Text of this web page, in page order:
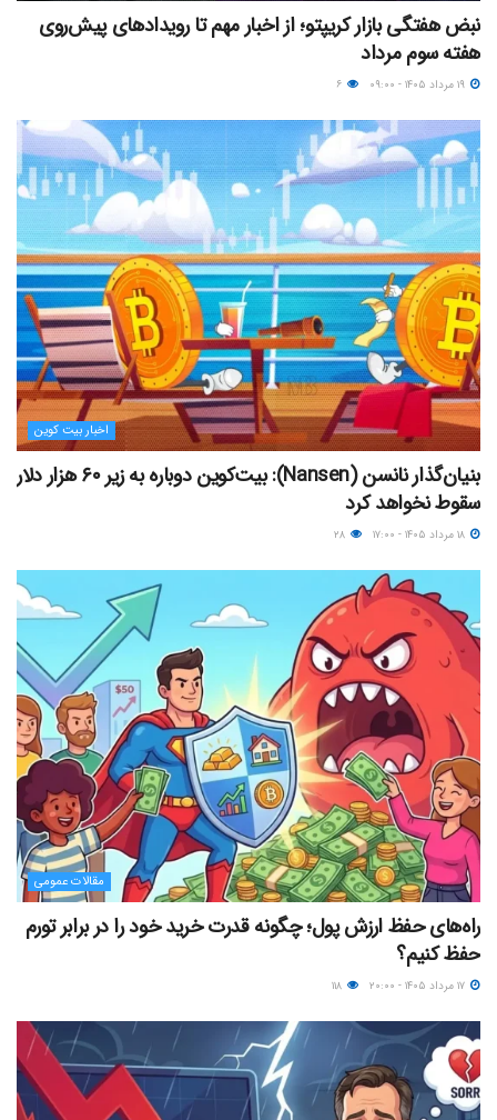
نبض هفتگی بازار کریپتو؛ از اخبار مهم تا رویدادهای پیش‌روی
هفته سوم مرداد
اخبار بیت کوین
بنیان‌گذار نانسن (Nansen): بیت‌کوین دوباره به زیر ۶۰ هزار دلار
سقوط نخواهد کرد
مقالات عمومی
راه‌های حفظ ارزش پول؛ چگونه قدرت خرید خود را در برابر تورم
حفظ کنیم؟